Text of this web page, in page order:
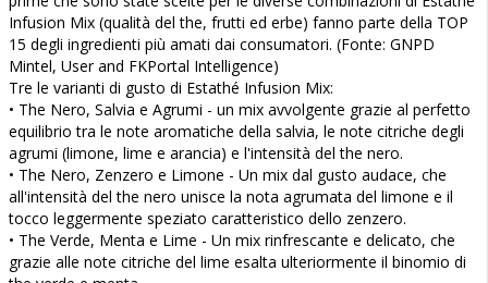
Infusion Mix (qualità del the, frutti ed erbe) fanno parte della TOP
15 degli ingredienti più amati dai consumatori. (Fonte: GNPD
Mintel, User and FKPortal Intelligence)
Tre le varianti di gusto di Estathé Infusion Mix:
• The Nero, Salvia e Agrumi - un mix avvolgente grazie al perfetto
equilibrio tra le note aromatiche della salvia, le note citriche degli
agrumi (limone, lime e arancia) e l'intensità del the nero.
• The Nero, Zenzero e Limone - Un mix dal gusto audace, che
all'intensità del the nero unisce la nota agrumata del limone e il
tocco leggermente speziato caratteristico dello zenzero.
• The Verde, Menta e Lime - Un mix rinfrescante e delicato, che
grazie alle note citriche del lime esalta ulteriormente il binomio di